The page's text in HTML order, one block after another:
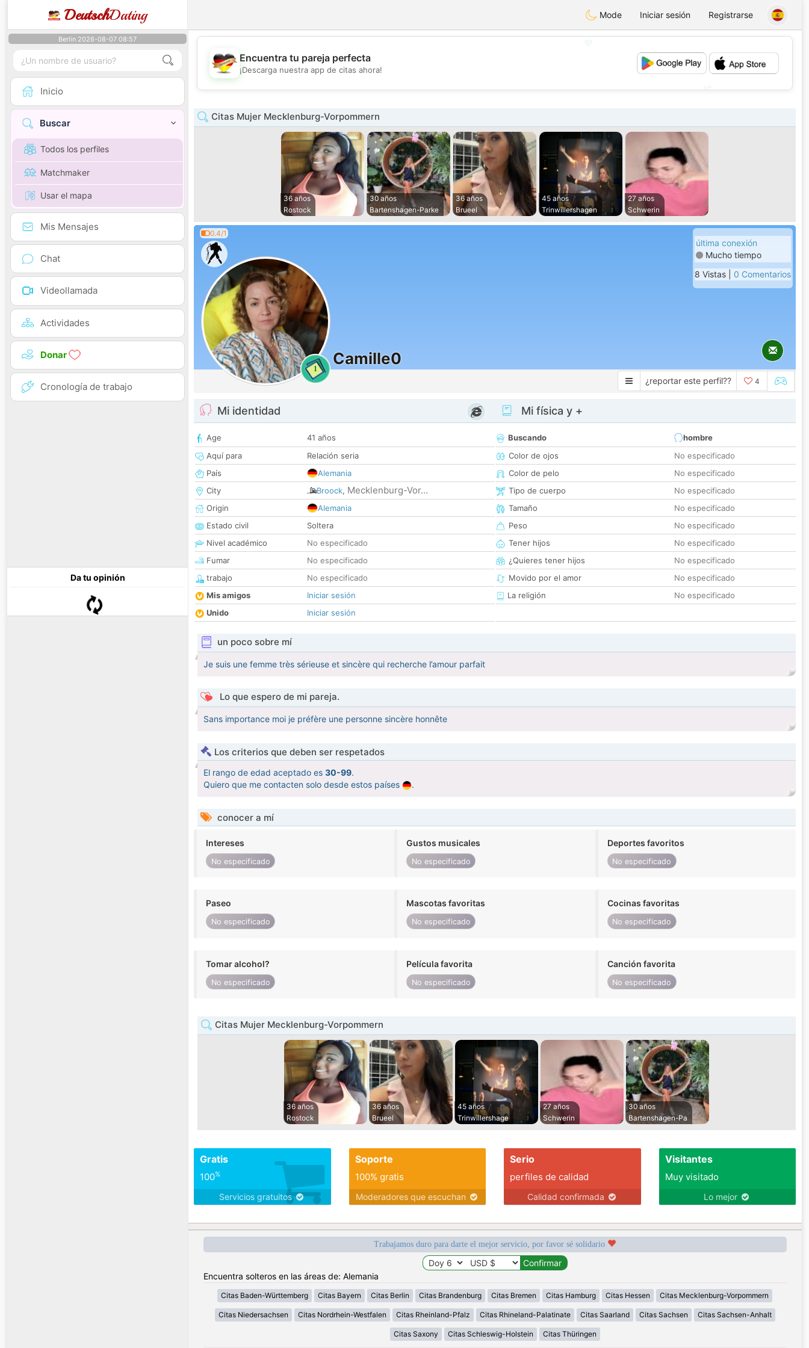
DeutschDating Mode Iniciar sesión Registrarse
Berlin 2026-08-07 08:57
Inicio
Buscar
Todos los perfiles
Matchmaker
Usar el mapa
Mis Mensajes
Chat
Videollamada
Actividades
Donar
Cronología de trabajo
Da tu opinión
💖
💕
Encuentra tu pareja perfecta
¡Descarga nuestra app de citas ahora!
Citas Mujer Mecklenburg-Vorpommern
36 años
Rostock
30 años
Bartenshagen-Parke
36 años
Brueel
45 años
Trinwillershagen
27 años
Schwerin
0.4/1
1
Camille0
última conexión
Mucho tiempo
8 Vistas | 0 Comentarios
¿reportar este perfil?? 4
Mi identidad
Age
41 años
Aquí para
Relación seria
País
Alemania
City
Broock, Mecklenburg-Vor...
Origin
Alemania
Estado civil
Soltera
Nivel académico
No especificado
Fumar
No especificado
trabajo
No especificado
Mis amigos
Iniciar sesión
Unido
Iniciar sesión
Mi física y +
Buscando
hombre
Color de ojos
No especificado
Color de pelo
No especificado
Tipo de cuerpo
No especificado
Tamaño
No especificado
Peso
No especificado
Tener hijos
No especificado
¿Quieres tener hijos
No especificado
Movido por el amor
No especificado
La religión
No especificado
un poco sobre mí
Je suis une femme très sérieuse et sincère qui recherche l’amour parfait
Lo que espero de mi pareja.
Sans importance moi je préfère une personne sincère honnête
Los criterios que deben ser respetados
El rango de edad aceptado es 30-99.
Quiero que me contacten solo desde estos países
.
conocer a mí
Intereses
No especificado
Gustos musicales
No especificado
Deportes favoritos
No especificado
Paseo
No especificado
Mascotas favoritas
No especificado
Cocinas favoritas
No especificado
Tomar alcohol?
No especificado
Película favorita
No especificado
Canción favorita
No especificado
Citas Mujer Mecklenburg-Vorpommern
36 años
Rostock
36 años
Brueel
45 años
Trinwillershage
27 años
Schwerin
30 años
Bartenshagen-Pa
Gratis
100%
Servicios gratuitos
Soporte
100% gratis
Moderadores que escuchan
Serio
perfiles de calidad
Calidad confirmada
Visitantes
Muy visitado
Lo mejor
Trabajamos duro para darte el mejor servicio, por favor sé solidario
Encuentra solteros en las áreas de: Alemania
Citas Baden-Württemberg Citas Bayern Citas Berlin Citas Brandenburg Citas Bremen Citas Hamburg Citas Hessen Citas Mecklenburg-Vorpommern
Citas Niedersachsen Citas Nordrhein-Westfalen Citas Rheinland-Pfalz Citas Rhineland-Palatinate Citas Saarland Citas Sachsen Citas Sachsen-Anhalt
Citas Saxony Citas Schleswig-Holstein Citas Thüringen